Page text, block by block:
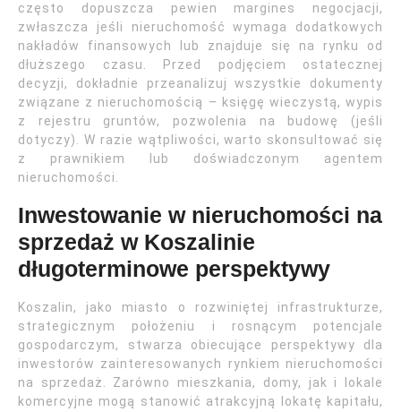
często dopuszcza pewien margines negocjacji,
zwłaszcza jeśli nieruchomość wymaga dodatkowych
nakładów finansowych lub znajduje się na rynku od
dłuższego czasu. Przed podjęciem ostatecznej
decyzji, dokładnie przeanalizuj wszystkie dokumenty
związane z nieruchomością – księgę wieczystą, wypis
z rejestru gruntów, pozwolenia na budowę (jeśli
dotyczy). W razie wątpliwości, warto skonsultować się
z prawnikiem lub doświadczonym agentem
nieruchomości.
Inwestowanie w nieruchomości na
sprzedaż w Koszalinie
długoterminowe perspektywy
Koszalin, jako miasto o rozwiniętej infrastrukturze,
strategicznym położeniu i rosnącym potencjale
gospodarczym, stwarza obiecujące perspektywy dla
inwestorów zainteresowanych rynkiem nieruchomości
na sprzedaż. Zarówno mieszkania, domy, jak i lokale
komercyjne mogą stanowić atrakcyjną lokatę kapitału,